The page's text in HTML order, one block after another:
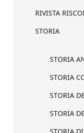
RIVISTA
STORIA
STORIA
STORIA
STORIA
STORIA